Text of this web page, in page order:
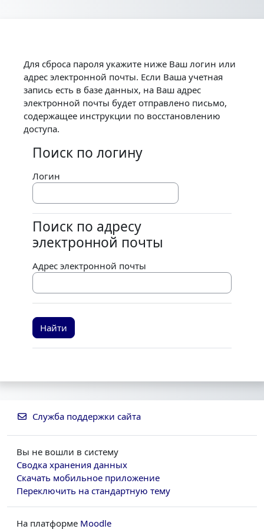
Для сброса пароля укажите ниже Ваш логин или
адрес электронной почты. Если Ваша учетная
запись есть в базе данных, на Ваш адрес
электронной почты будет отправлено письмо,
содержащее инструкции по восстановлению
доступа.
Поиск по логину
Поиск по логину
Логин
Поиск по адресу электронной почты
Поиск по адресу
электронной почты
Адрес электронной почты
Служба поддержки сайта
Вы не вошли в систему
Сводка хранения данных
Скачать мобильное приложение
Переключить на стандартную тему
На платформе Moodle